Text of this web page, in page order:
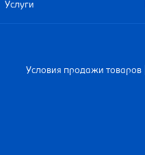
Услуги
Условия продажи товаров